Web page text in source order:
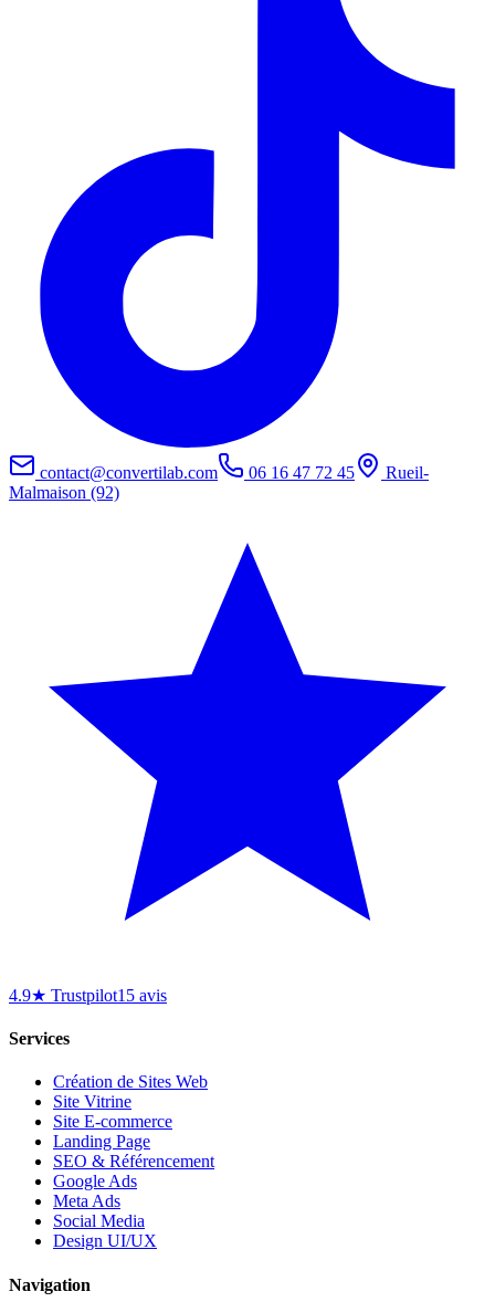
contact@convertilab.com 06 16 47 72 45
Rueil-
Malmaison (92)
4.9★ Trustpilot15 avis
Services
Création de Sites Web
Site Vitrine
Site E-commerce
Landing Page
SEO & Référencement
Google Ads
Meta Ads
Social Media
Design UI/UX
Navigation